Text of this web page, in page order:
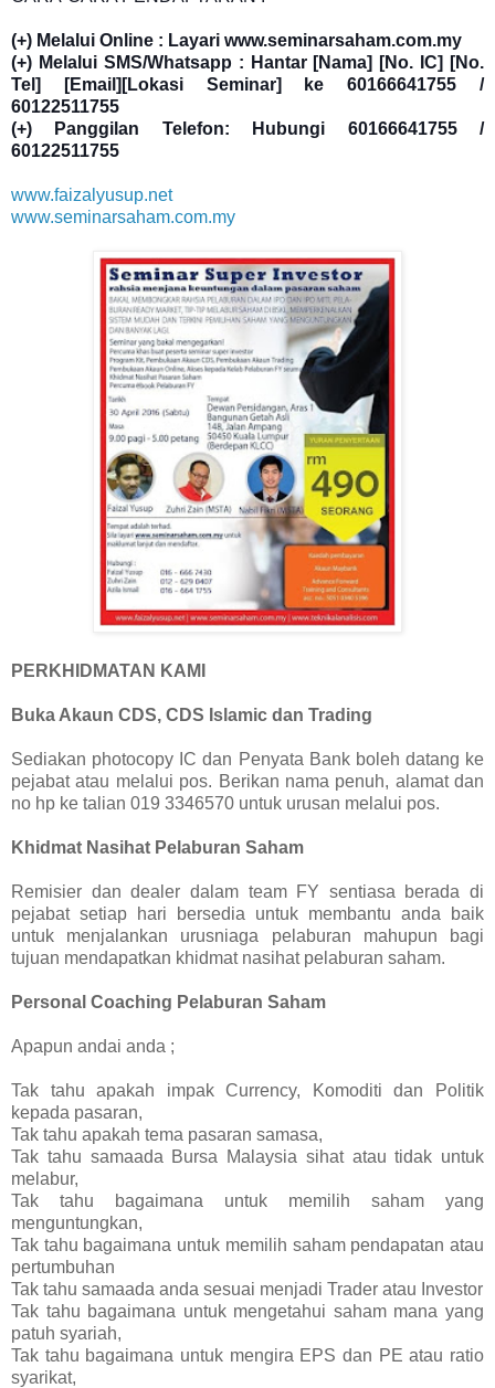
(+) Melalui Online : Layari www.seminarsaham.com.my
(+) Melalui SMS/Whatsapp : Hantar [Nama] [No. IC] [No.
Tel] [Email][Lokasi Seminar] ke 60166641755 /
60122511755
(+) Panggilan Telefon: Hubungi 60166641755 /
60122511755
www.faizalyusup.net
www.seminarsaham.com.my
PERKHIDMATAN KAMI
Buka Akaun CDS, CDS Islamic dan Trading
Sediakan photocopy IC dan Penyata Bank boleh datang ke
pejabat atau melalui pos. Berikan nama penuh, alamat dan
no hp ke talian 019 3346570 untuk urusan melalui pos.
Khidmat Nasihat Pelaburan Saham
Remisier dan dealer dalam team FY sentiasa berada di
pejabat setiap hari bersedia untuk membantu anda baik
untuk menjalankan urusniaga pelaburan mahupun bagi
tujuan mendapatkan khidmat nasihat pelaburan saham.
Personal Coaching Pelaburan Saham
Apapun andai anda ;
Tak tahu apakah impak Currency, Komoditi dan Politik
kepada pasaran,
Tak tahu apakah tema pasaran samasa,
Tak tahu samaada Bursa Malaysia sihat atau tidak untuk
melabur,
Tak tahu bagaimana untuk memilih saham yang
menguntungkan,
Tak tahu bagaimana untuk memilih saham pendapatan atau
pertumbuhan
Tak tahu samaada anda sesuai menjadi Trader atau Investor
Tak tahu bagaimana untuk mengetahui saham mana yang
patuh syariah,
Tak tahu bagaimana untuk mengira EPS dan PE atau ratio
syarikat,